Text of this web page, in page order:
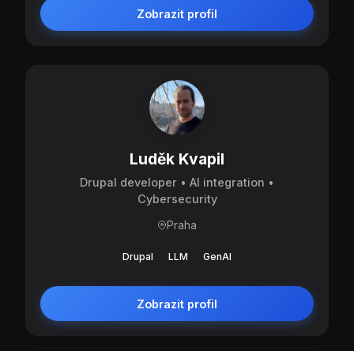
Zobrazit profil
Luděk Kvapil
Drupal developer • AI integration •
Cybersecurity
Praha
Drupal LLM GenAI
Zobrazit profil